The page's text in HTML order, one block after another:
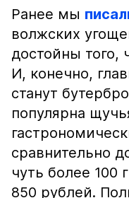
Ранее мы
волжских
достойны того,
И, конечно,
станут
популярна
сравнительно
чуть более 100
850 рублей.